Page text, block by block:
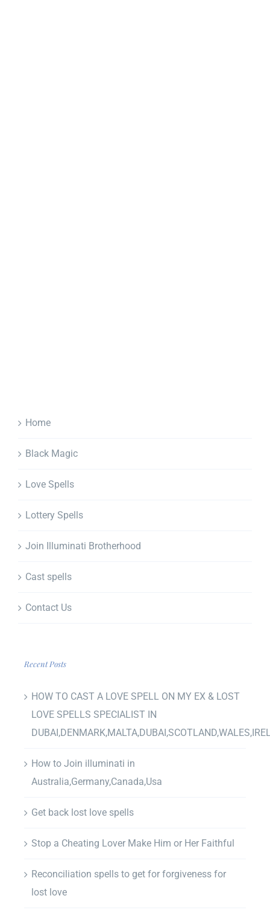
Home
Black Magic
Love Spells
Lottery Spells
Join Illuminati Brotherhood
Cast spells
Contact Us
Recent Posts
HOW TO CAST A LOVE SPELL ON MY EX & LOST
LOVE SPELLS SPECIALIST IN
How to Join illuminati in
Australia,Germany,Canada,Usa
Get back lost love spells
Stop a Cheating Lover Make Him or Her Faithful
Reconciliation spells to get for forgiveness for
lost love